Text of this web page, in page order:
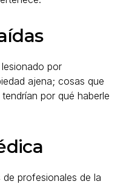
por
ajena; cosas que
por qué haberle
profesionales de la